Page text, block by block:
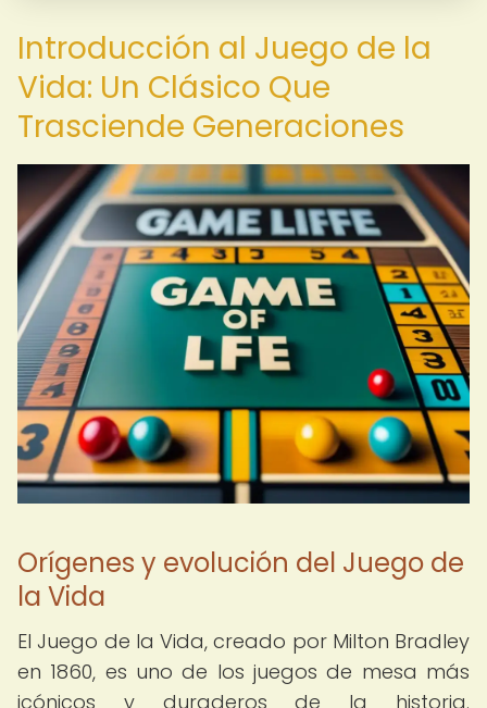
Introducción al Juego de la
Vida: Un Clásico Que
Trasciende Generaciones
Orígenes y evolución del Juego de
la Vida
El Juego de la Vida, creado por Milton Bradley
en 1860, es uno de los juegos de mesa más
icónicos y duraderos de la historia.